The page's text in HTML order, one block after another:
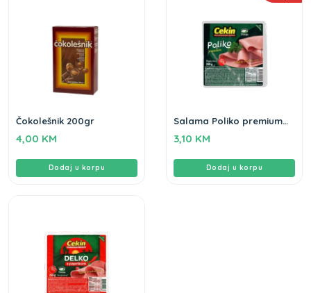
Čokolešnik 200gr
4,00 KM
Dodaj u korpu
Salama Poliko premium
Free
3,10 KM
Dodaj u korpu